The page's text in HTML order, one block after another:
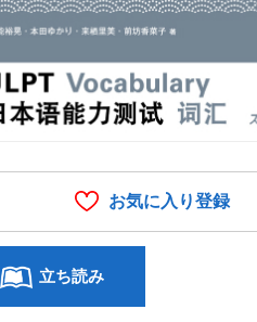
お気に入り登録
立ち読み